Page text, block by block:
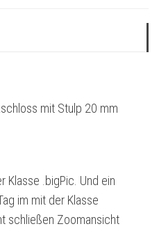
mit Stulp 20 mm
Klasse .bigPic. Und ein
im mit der Klasse
schließen Zoomansicht